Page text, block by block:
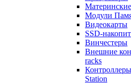
Модули
Видеокарты
SSD-
Винчестеры
Внешние
racks
Station